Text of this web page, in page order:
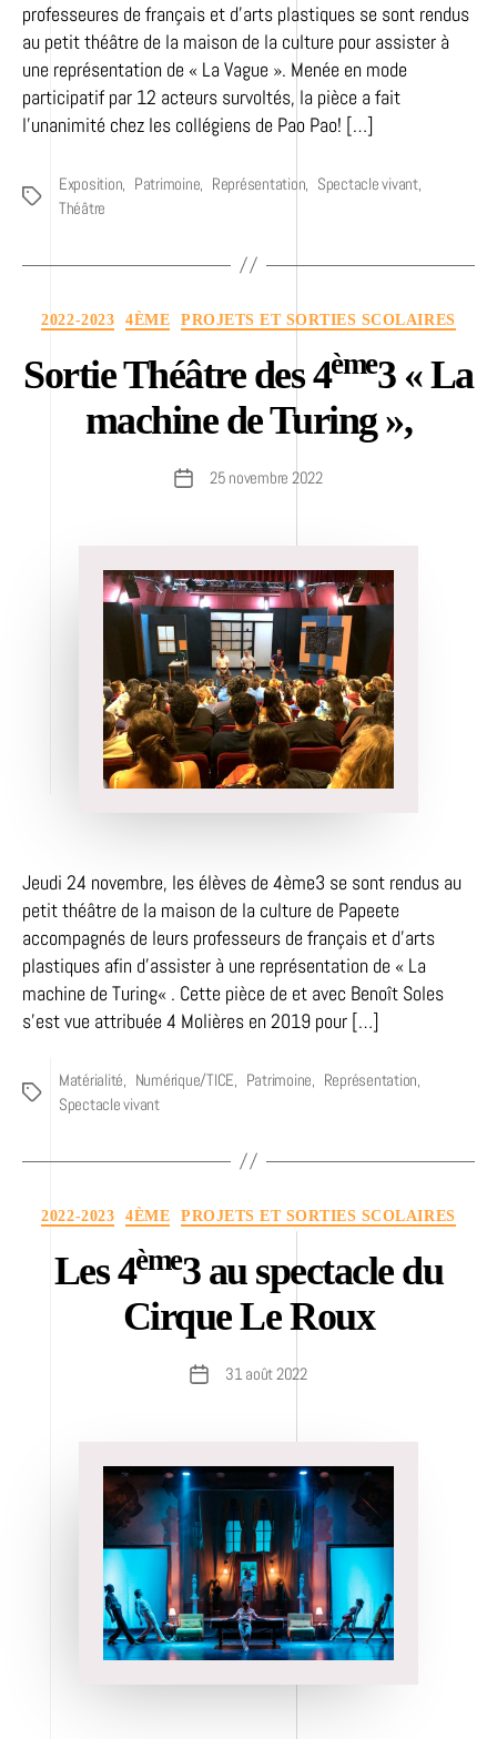
professeures de français et d’arts plastiques se sont rendus
au petit théâtre de la maison de la culture pour assister à
une représentation de « La Vague ». Menée en mode
participatif par 12 acteurs survoltés, la pièce a fait
l’unanimité chez les collégiens de Pao Pao! […]
Étiquettes
Exposition, Patrimoine, Représentation, Spectacle vivant,
Théâtre
Catégories
2022-2023 4ÈME PROJETS ET SORTIES SCOLAIRES
Sortie Théâtre des 4ème3 « La
machine de Turing »,
Date25 novembre 2022
Jeudi 24 novembre, les élèves de 4ème3 se sont rendus au
petit théâtre de la maison de la culture de Papeete
accompagnés de leurs professeurs de français et d’arts
plastiques afin d’assister à une représentation de « La
machine de Turing« . Cette pièce de et avec Benoît Soles
s’est vue attribuée 4 Molières en 2019 pour […]
Étiquettes
Matérialité Numérique/TICE Patrimoine Représentation
Spectacle vivant
Catégories
2022-2023 4ÈME PROJETS ET SORTIES SCOLAIRES
Les 4ème3 au spectacle du
Cirque Le Roux
Date31 août 2022